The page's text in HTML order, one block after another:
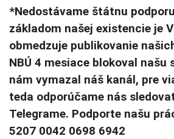
*Nedostávame štátnu
základom našej existencie je
obmedzuje publikovanie
NBÚ 4 mesiace blokoval našu
nám vymazal náš kanál, pre
teda odporúčame nás
Telegrame. Podporte našu
5207 0042 0698 6942